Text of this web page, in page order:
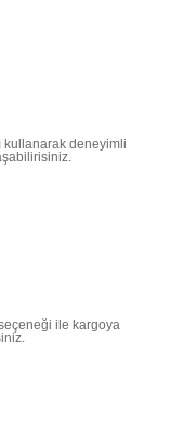
kullanarak deneyimli
ile kargoya